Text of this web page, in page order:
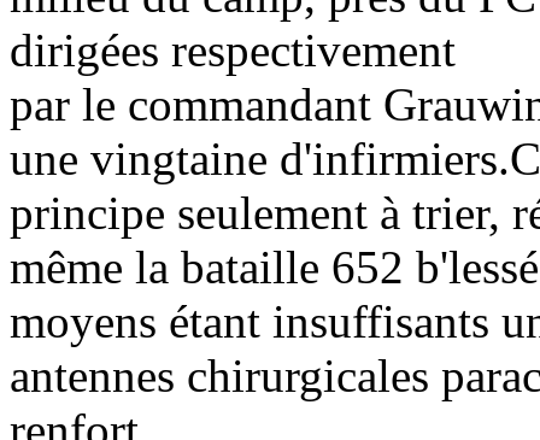
dirigées respectivement
par le commandant
une vingtaine d'infirmiers.
principe seulement à trier,
même la bataille 652
moyens étant insuffisants
antennes chirurgicales
renfort